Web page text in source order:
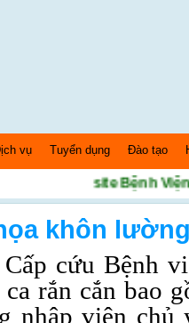
vụ Tuyển dụng Đào tạo
với Website Bệnh Viện
khôn
cứu Bệnh
rắn cắn bao
nhập viện chủ